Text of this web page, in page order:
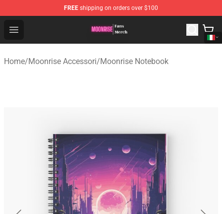
FREE shipping on orders over $100
Open menu
Moonrise Store - Official Moonrise Merchandise Shop
Home/Moonrise Accessori/Moonrise Notebook